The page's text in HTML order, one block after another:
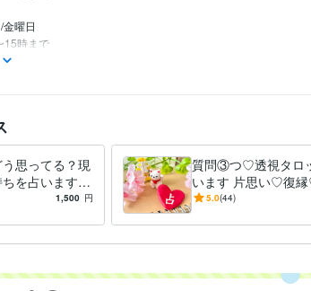
金曜日
15時まで
ルマザーです(*'ω'*)
は息子を優先するため、鑑定結果のお届けまで、お時間かかり
☘️）
タイル・その他 / 占い師 経験年数 : 4年
思ってる？現
を占います
♡彼の気持ち♡
1,500 円
質問③つ♡透視タロ
います 片思い♡復
な恋愛♡仕事⭐️育児
5.0(44)